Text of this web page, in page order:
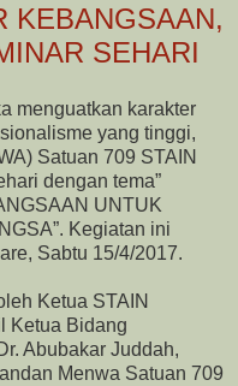
KEBANGSAAN,
SEHARI
menguatkan karakter
yang tinggi,
Satuan 709 STAIN
dengan tema”
UNTUK
Kegiatan ini
Sabtu 15/4/2017.
Ketua STAIN
Ketua Bidang
Abubakar Juddah,
Menwa Satuan 709